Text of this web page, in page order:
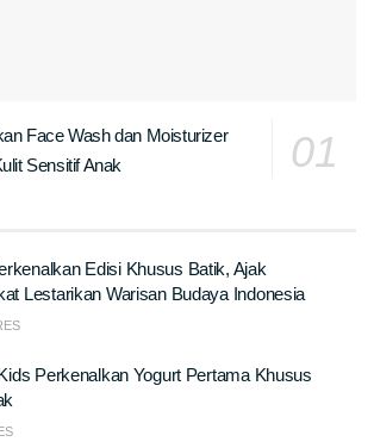
Sensitif Anak
Edisi Khusus Batik, Ajak
Lestarikan Warisan Budaya Indonesia
Perkenalkan Yogurt Pertama Khusus